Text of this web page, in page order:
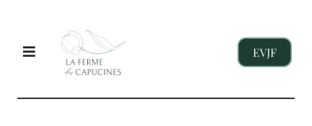
contenu
Toggle
Navigation
EVJF